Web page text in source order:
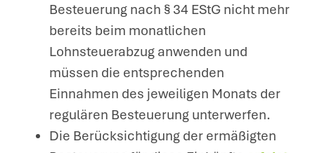
Besteuerung nach § 34 EStG nicht mehr
bereits beim monatlichen
Lohnsteuerabzug anwenden und
müssen die entsprechenden
Einnahmen des jeweiligen Monats der
regulären Besteuerung unterwerfen.
Die Berücksichtigung der ermäßigten